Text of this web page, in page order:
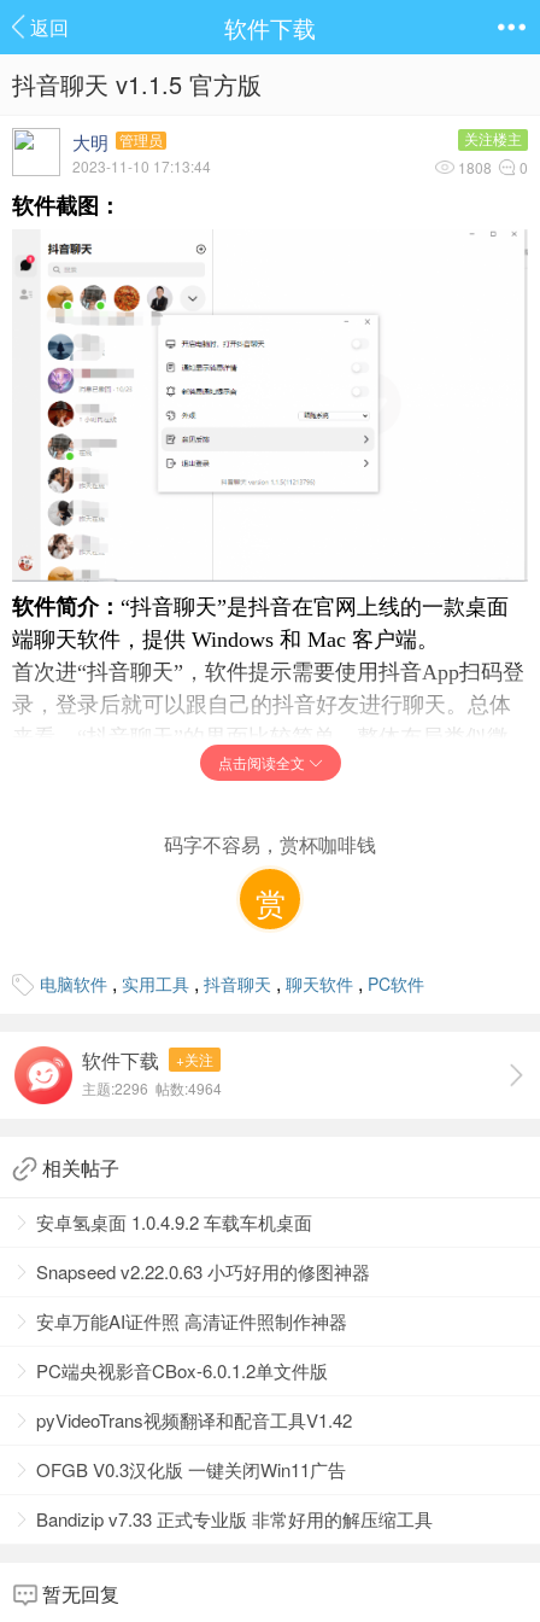
返回 软件下载
抖音聊天 v1.1.5 官方版
大明 管理员
2023-11-10 17:13:44
关注楼主
1808 0
软件截图：
软件简介： “抖音聊天”是抖音在官网上线的一款桌面
端聊天软件，提供 Windows 和 Mac 客户端。
首次进“抖音聊天”，软件提示需要使用抖音App扫码登
录，登录后就可以跟自己的抖音好友进行聊天。总体
来看，“抖音聊天”的界面比较简单，整体布局类似微
信电脑版，最左侧一览是聊天和好友列表界面切换按
发起群聊，好友聊天界面支持发送表情和图片，并且
可在设置中对好友置顶、信息免打扰、拉黑和举报
软件语言： 中文
点击阅读全文
码字不容易，赏杯咖啡钱
赏
电脑软件 , 实用工具 , 抖音聊天 , 聊天软件 , PC软件
软件下载
+关注
主题:2296 帖数:4964
相关帖子
安卓氢桌面 1.0.4.9.2 车载车机桌面
Snapseed v2.22.0.63 小巧好用的修图神器
安卓万能AI证件照 高清证件照制作神器
PC端央视影音CBox-6.0.1.2单文件版
pyVideoTrans视频翻译和配音工具V1.42
OFGB V0.3汉化版 一键关闭Win11广告
Bandizip v7.33 正式专业版 非常好用的解压缩工具
暂无回复